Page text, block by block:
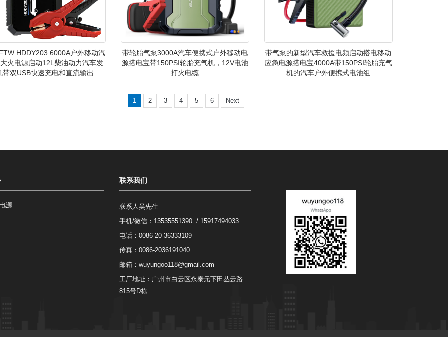
HDDY203 6000A户外移动汽
火电源启动12L柴油动力汽车发
带双USB快速充电和直流输出
带轮胎气泵3000A汽车便携式户外移动电
源搭电宝带150PSI轮胎充气机，12V电池
打火电缆
带气泵的新型汽车救援电频启动搭电移动
应急电源搭电宝4000A带150PSI轮胎充气
机的汽车户外便携式电池组
1 2 3 4 5 6 Next
源
联系我们
联系人吴先生
手机/微信： 13535551390 / 15917494033
电话：0086-20-36333109
传真：0086-2036191040
邮箱： wuyungoo118@gmail.com
工厂地址：广州市白云区永泰元下田丛云路
815号D栋